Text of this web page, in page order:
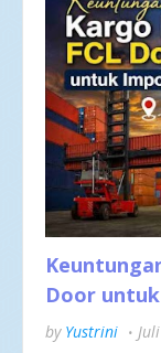
Door
by Yustrini